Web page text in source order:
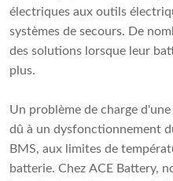
électriques aux outils
systèmes de secours. De
des solutions lorsque leur
plus.
Un problème de charge
dû à un dysfonctionnement
BMS, aux limites de
batterie. Chez ACE Battery,